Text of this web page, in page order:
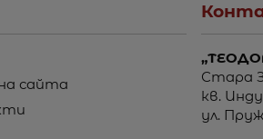
сайта
Стара
кв.
ул.